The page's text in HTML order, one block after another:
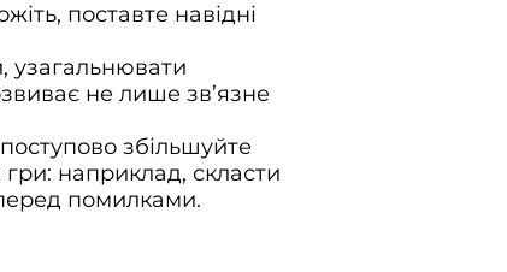
поставте навідні
узагальнювати
не лише зв’язне
збільшуйте
наприклад, скласти
помилками.